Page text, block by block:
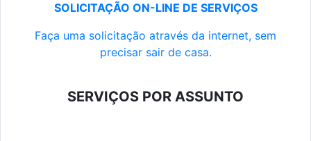
SOLICITAÇÃO ON-LINE DE SERVIÇOS
Faça uma solicitação através da internet, sem
precisar sair de casa.
SERVIÇOS POR ASSUNTO